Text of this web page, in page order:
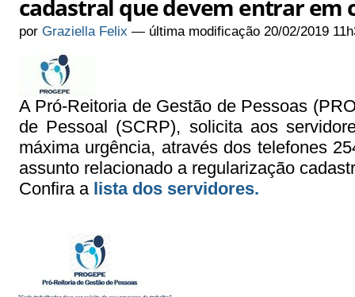
cadastral que devem entrar em
porGraziella Felix — última modificação 20/02/2019
A Pró-Reitoria de Gestão de Pessoas
de Pessoal (SCRP), solicita aos
máxima urgência, através dos telefones
assunto relacionado a regularização
Confira a lista dos servidores.